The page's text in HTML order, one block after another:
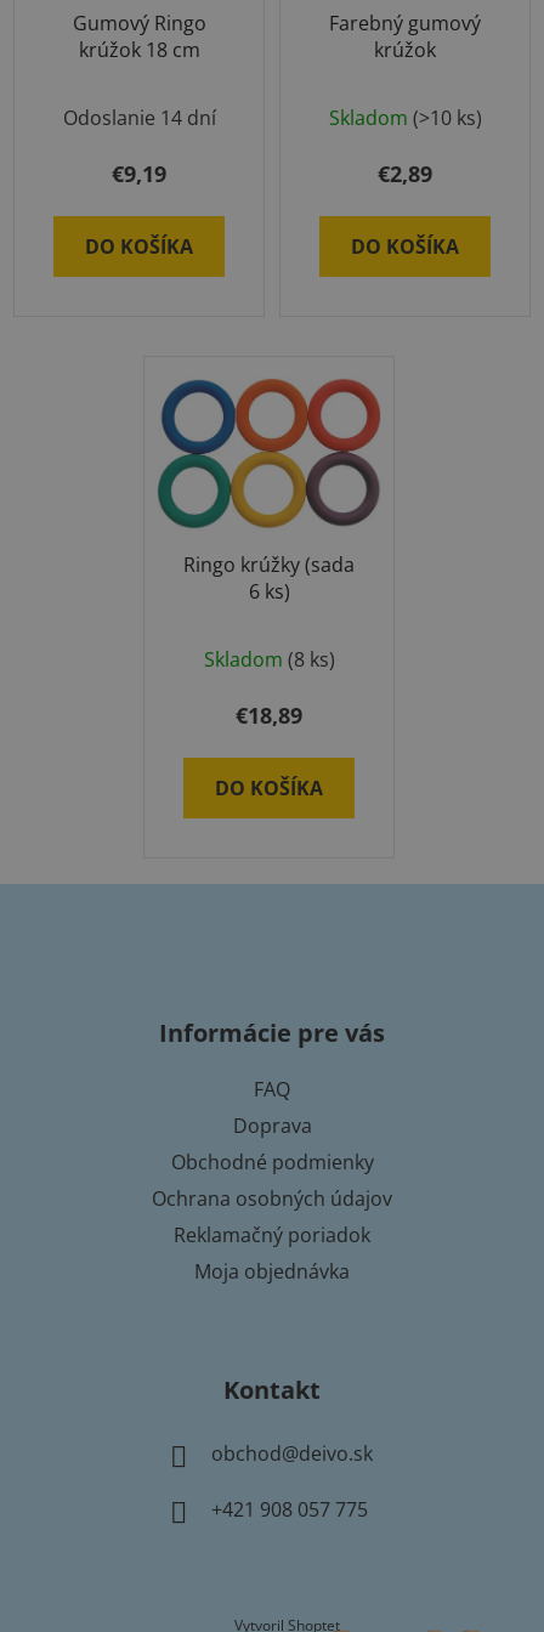
Gumový Ringo
krúžok 18 cm
Odoslanie 14 dní
€9,19
DO KOŠÍKA
Farebný gumový
krúžok
Skladom (>10 ks)
€2,89
DO KOŠÍKA
Ringo krúžky (sada
6 ks)
Skladom (8 ks)
€18,89
DO KOŠÍKA
Informácie pre vás
FAQ
Doprava
Obchodné podmienky
Ochrana osobných údajov
Reklamačný poriadok
Moja objednávka
Kontakt
obchod@deivo.sk
+421 908 057 775
Vytvoril Shoptet